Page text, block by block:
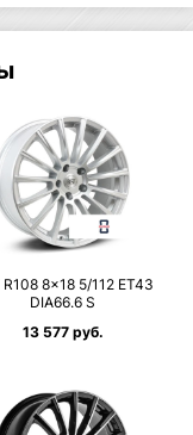
R108 8×18 5/112 ET43
DIA66.6 S
13 577 руб.